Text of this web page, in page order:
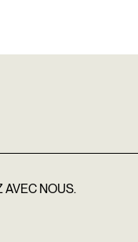
AVEC NOUS.